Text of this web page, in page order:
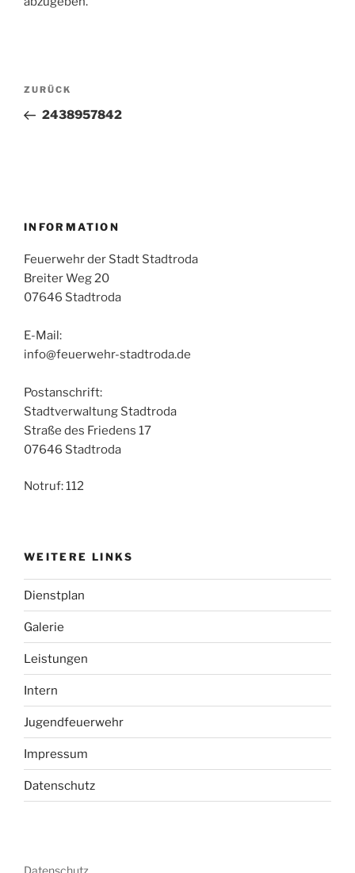
Beitragsnavigation
Vorheriger
Beitrag
ZURÜCK
2438957842
INFORMATION
Feuerwehr der Stadt Stadtroda
Breiter Weg 20
07646 Stadtroda
E-Mail:
info@feuerwehr-stadtroda.de
Postanschrift:
Stadtverwaltung Stadtroda
Straße des Friedens 17
07646 Stadtroda
Notruf: 112
WEITERE LINKS
Dienstplan
Galerie
Leistungen
Intern
Jugendfeuerwehr
Impressum
Datenschutz